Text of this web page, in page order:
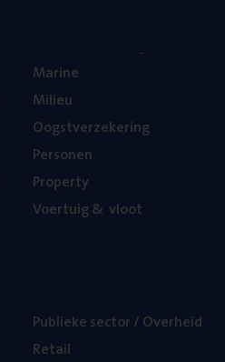
Mari­ne
Mili­eu
Oogst­ver­ze­ke­ring
Per­so­nen
Pro­per­ty
Voer­tuig& vloot
Publie­ke sec­tor / Overheid
Retail